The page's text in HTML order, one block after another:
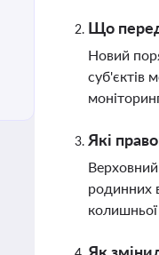
Що
Новий
суб'єктів
Які
родинних